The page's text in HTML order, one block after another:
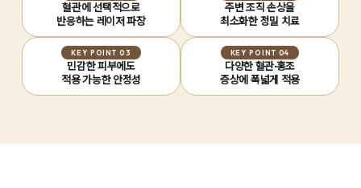
혈관에 선택적으로
반응하는 레이저 파장
주변 조직 손상을
최소화한 정밀 치료
KEY POINT 03
민감한 피부에도
적용 가능한 안정성
KEY POINT 04
다양한 혈관·홍조
증상에 폭넓게 적용